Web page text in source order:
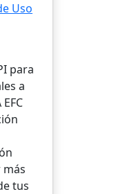
Uso
para
a
tus